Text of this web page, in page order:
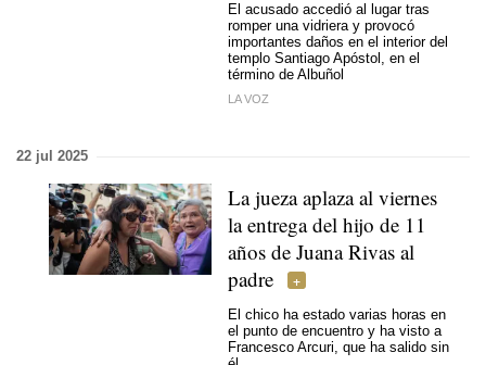
El acusado accedió al lugar tras
romper una vidriera y provocó
importantes daños en el interior del
templo Santiago Apóstol, en el
término de Albuñol
LA VOZ
22 jul 2025
La jueza aplaza al viernes
la entrega del hijo de 11
años de Juana Rivas al
padre
El chico ha estado varias horas en
el punto de encuentro y ha visto a
Francesco Arcuri, que ha salido sin